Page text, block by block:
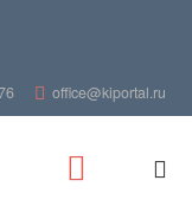
office@kiportal.ru